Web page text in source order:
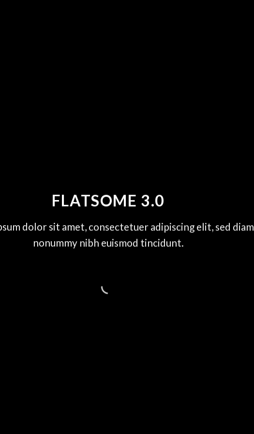
FLATSOME 3.0
dolor sit amet, consectetuer adipiscing elit, sed diam
nonummy nibh euismod tincidunt.